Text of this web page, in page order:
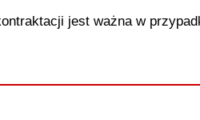
jest ważna w